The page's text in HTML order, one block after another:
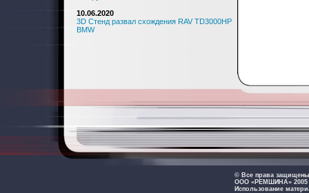
10.06.2020
3D Стенд развал схождения RAV TD3000HP
BMW
© Все права защищены
ООО «РЕМШИНА» 2005
Использование